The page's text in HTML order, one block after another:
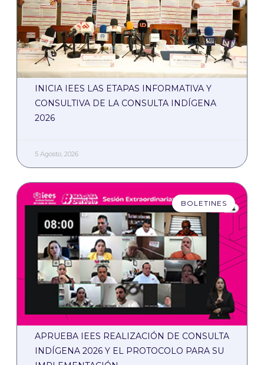
INICIA IEES LAS ETAPAS INFORMATIVA Y
CONSULTIVA DE LA CONSULTA INDÍGENA
2026
5 Agosto, 2026
BOLETINES
APRUEBA IEES REALIZACIÓN DE CONSULTA
INDÍGENA 2026 Y EL PROTOCOLO PARA SU